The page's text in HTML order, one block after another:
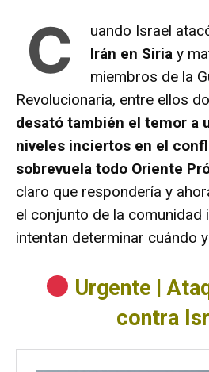
C uando Israel
Irán en Siria y
miembros de la
Revolucionaria, entre ellos
desató también el temor a
niveles inciertos en el
sobrevuela todo Oriente
claro que respondería y
el conjunto de la comunidad
intentan determinar cuándo
Urgente |
contra